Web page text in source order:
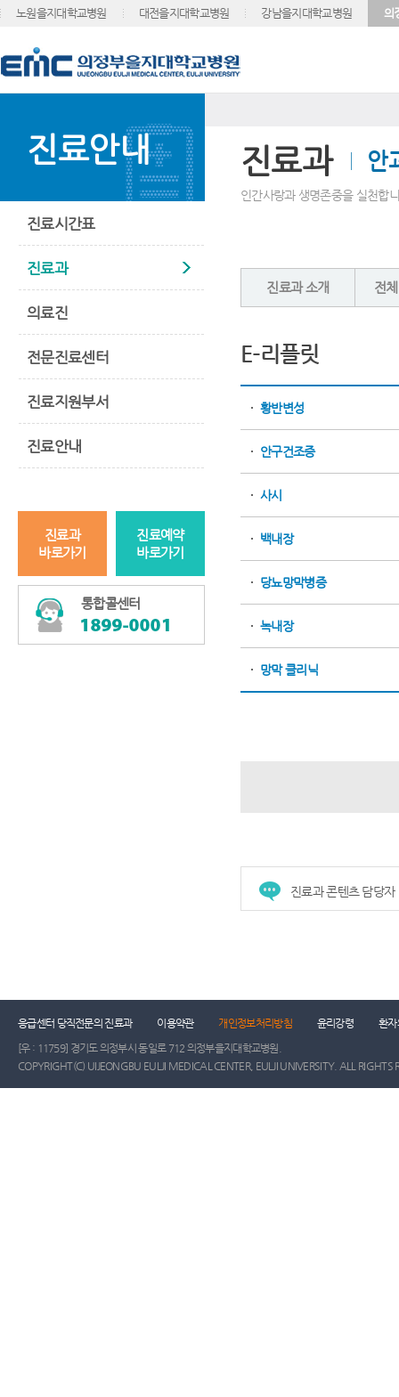
노원을지대학교병원 대전을지대학교병원 강남을지대학교병원 의
진료안내
진료시간표
진료과
의료진
전문진료센터
진료지원부서
진료안내
진료과
바로가기
진료예약
바로가기
통합콜센터
진료과 안
인간사랑과 생명존중을 실천합
진료과 소개 전
E-리플릿
황반변성
안구건조증
사시
백내장
당뇨망막병증
녹내장
망막 클리닉
진료과 콘텐츠 담당자
응급센터 당직전문의 진료과 이용약관 개인정보처리방침 윤리강령
환자
[우 : 11759] 경기도 의정부시 동일로 712 의정부을지대학교병원.
COPYRIGHT(C) UIJEONGBU EULJI MEDICAL CENTER, EULJI UNIVERSITY. ALL RIGHTS